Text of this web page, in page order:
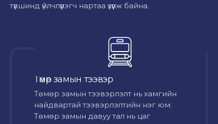
түвшинд үйлчлүүлэгч нартаа үзүүлж байна.
Төмөр замын тээвэр
Төмөр замын тээвэрлэлт нь хамгийн
найдвартай тээвэрлэлтийн нэг юм.
Төмөр замын давуу тал нь цаг